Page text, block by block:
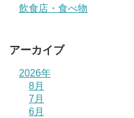
飲食店・食べ物
アーカイブ
2026年
8月
7月
6月